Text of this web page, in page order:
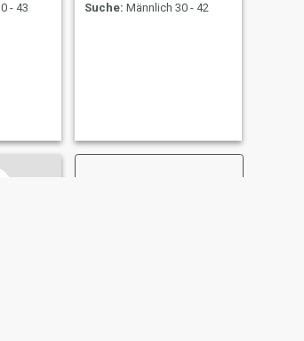
- 43
Suche: Männlich 30 - 42